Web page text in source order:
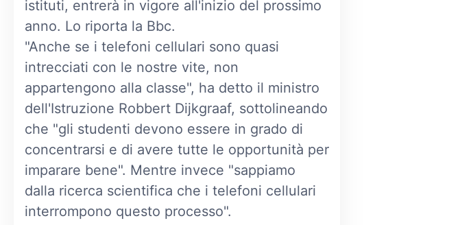
istituti, entrerà in vigore all'inizio del prossimo
anno. Lo riporta la Bbc.
"Anche se i telefoni cellulari sono quasi
intrecciati con le nostre vite, non
appartengono alla classe", ha detto il ministro
dell'Istruzione Robbert Dijkgraaf, sottolineando
che "gli studenti devono essere in grado di
concentrarsi e di avere tutte le opportunità per
imparare bene". Mentre invece "sappiamo
dalla ricerca scientifica che i telefoni cellulari
interrompono questo processo".